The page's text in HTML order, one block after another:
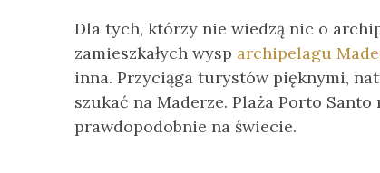
Dla tych, którzy nie wiedzą nic o
zamieszkałych wysp archipelagu
inna. Przyciąga turystów pięknymi,
szukać na Maderze. Plaża Porto
prawdopodobnie na świecie.